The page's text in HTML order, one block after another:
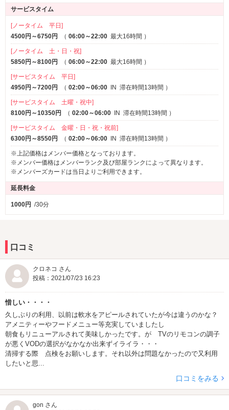
サービスタイム
[ノータイム 平日]
4500円～6750円
（ 06:00～22:00 最大16時間 ）
[ノータイム 土・日・祝]
5850円～8100円
（ 06:00～22:00 最大16時間 ）
[サービスタイム 平日]
4950円～7200円
（ 02:00～06:00 IN 滞在時間13時間 ）
[サービスタイム 土曜・祝中]
8100円～10350円
（ 02:00～06:00 IN 滞在時間13時間 ）
[サービスタイム 金曜・日・祝・祝前]
6300円～8550円
（ 02:00～06:00 IN 滞在時間13時間 ）
※上記価格はメンバー価格となっております。
※メンバー価格はメンバーランク及び部屋ランクによって異なります。
※メンバーズカードは当日よりご利用できます。
延長料金
1000円 /30分
口コミ
クロネコ さん
投稿：2021/07/23 16:23
惜しい・・・・
久しぶりの利用、以前は軟水をアピールされていたが今は違うのかな？
アメニティーやフードメニュー等充実していましたし
朝食もリニューアルされて美味しかったです。が TVのリモコンの調子
が悪くVODの選択がなかなか出来ずイライラ・・・
清掃する際 点検をお願いします。それ以外は問題なかったので又利用
したいと思...
口コミをみる
gon さん